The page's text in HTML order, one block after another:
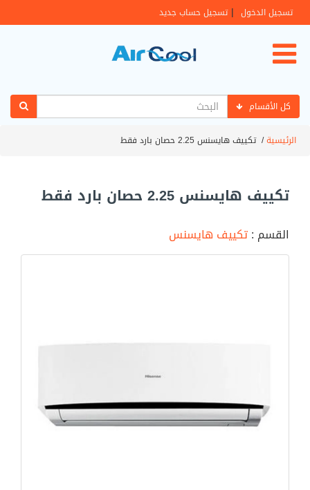
تسجيل الدخول | تسجيل حساب جديد
كل الأقسام
الرئيسية/تكييف هايسنس 2.25 حصان بارد فقط
تكييف هايسنس 2.25 حصان بارد فقط
القسم :تكييف هايسنس